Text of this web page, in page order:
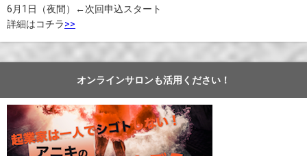
6月1日（夜間）←次回申込スタート
詳細はコチラ>>
オンラインサロンも活用ください！